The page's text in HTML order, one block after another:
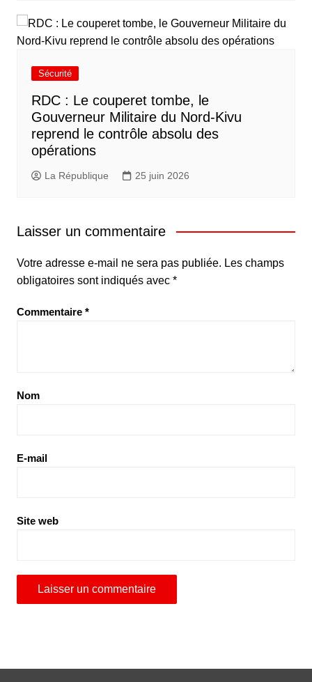
Sécurité
RDC : Le couperet tombe, le
Gouverneur Militaire du Nord-Kivu
reprend le contrôle absolu des
opérations
La République 25 juin 2026
Laisser un commentaire
Votre adresse e-mail ne sera pas publiée. Les champs
obligatoires sont indiqués avec *
Commentaire *
Nom
E-mail
Site web